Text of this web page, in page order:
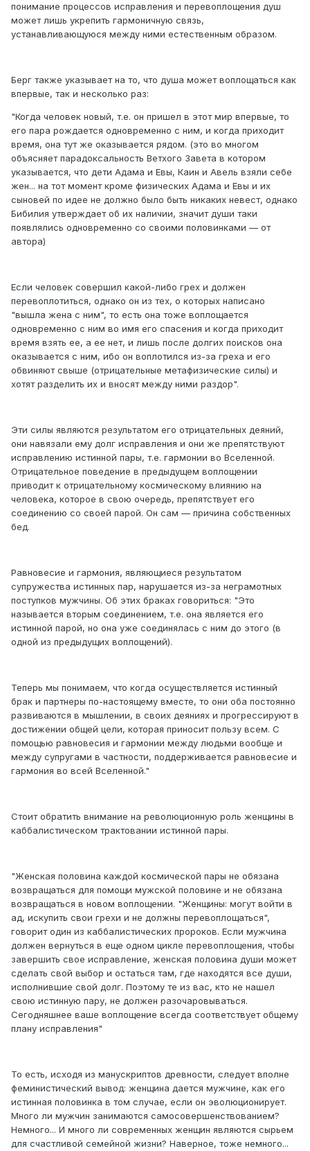
понимание процессов исправления и перевоплощения душ
может лишь укрепить гармоничную связь,
устанавливающуюся между ними естественным образом.
Берг также указывает на то, что душа может воплощаться как
впервые, так и несколько раз:
"Когда человек новый, т.е. он пришел в этот мир впервые, то
его пара рождается одновременно с ним, и когда приходит
время, она тут же оказывается рядом. (это во многом
объясняет парадоксальность Ветхого Завета в котором
указывается, что дети Адама и Евы, Каин и Авель взяли себе
жен... на тот момент кроме физических Адама и Евы и их
сыновей по идее не должно было быть никаких невест, однако
Бибилия утверждает об их наличии, значит души таки
появлялись одновременно со своими половинками — от
автора)
Если человек совершил какой-либо грех и должен
перевоплотиться, однако он из тех, о которых написано
"вышла жена с ним", то есть она тоже воплощается
одновременно с ним во имя его спасения и когда приходит
время взять ее, а ее нет, и лишь после долгих поисков она
оказывается с ним, ибо он воплотился из-за греха и его
обвиняют свыше (отрицательные метафизические силы) и
хотят разделить их и вносят между ними раздор".
Эти силы являются результатом его отрицательных деяний,
они навязали ему долг исправления и они же препятствуют
исправлению истинной пары, т.е. гармонии во Вселенной.
Отрицательное поведение в предыдущем воплощении
приводит к отрицательному космическому влиянию на
человека, которое в свою очередь, препятствует его
соединению со своей парой. Он сам — причина собственных
бед.
Равновесие и гармония, являющиеся результатом
супружества истинных пар, нарушается из-за неграмотных
поступков мужчины. Об этих браках говориться: "Это
называется вторым соединением, т.е. она является его
истинной парой, но она уже соединялась с ним до этого (в
одной из предыдущих воплощений).
Теперь мы понимаем, что когда осуществляется истинный
брак и партнеры по-настоящему вместе, то они оба постоянно
развиваются в мышлении, в своих деяниях и прогрессируют в
достижении общей цели, которая приносит пользу всем. С
помощью равновесия и гармонии между людьми вообще и
между супругами в частности, поддерживается равновесие и
гармония во всей Вселенной."
Стоит обратить внимание на революционную роль женщины в
каббалистическом трактовании истинной пары.
"Женская половина каждой космической пары не обязана
возвращаться для помощи мужской половине и не обязана
возвращаться в новом воплощении. "Женщины: могут войти в
ад, искупить свои грехи и не должны перевоплощаться",
говорит один из каббалистических пророков. Если мужчина
должен вернуться в еще одном цикле перевоплощения, чтобы
завершить свое исправление, женская половина души может
сделать свой выбор и остаться там, где находятся все души,
исполнившие свой долг. Поэтому те из вас, кто не нашел
свою истинную пару, не должен разочаровываться.
Сегодняшнее ваше воплощение всегда соответствует общему
плану исправления"
То есть, исходя из манускриптов древности, следует вполне
феминистический вывод: женщина дается мужчине, как его
истинная половинка в том случае, если он эволюционирует.
Много ли мужчин занимаются самосовершенствованием?
Немного... И много ли современных женщин являются сырьем
для счастливой семейной жизни? Наверное, тоже немного...